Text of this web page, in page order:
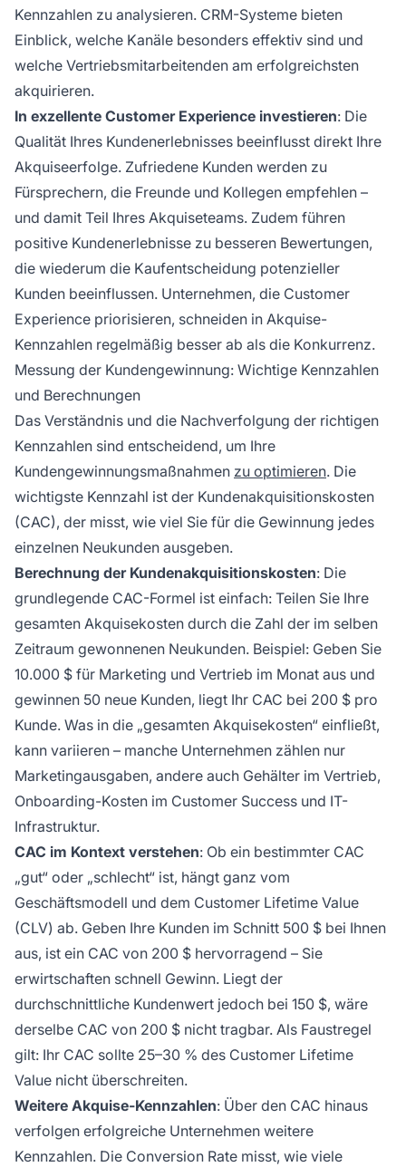
Kennzahlen zu analysieren. CRM-Systeme bieten
Einblick, welche Kanäle besonders effektiv sind und
welche Vertriebsmitarbeitenden am erfolgreichsten
akquirieren.
In exzellente Customer Experience investieren: Die
Qualität Ihres Kundenerlebnisses beeinflusst direkt Ihre
Akquiseerfolge. Zufriedene Kunden werden zu
Fürsprechern, die Freunde und Kollegen empfehlen –
und damit Teil Ihres Akquiseteams. Zudem führen
positive Kundenerlebnisse zu besseren Bewertungen,
die wiederum die Kaufentscheidung potenzieller
Kunden beeinflussen. Unternehmen, die Customer
Experience priorisieren, schneiden in Akquise-
Kennzahlen regelmäßig besser ab als die Konkurrenz.
Messung der Kundengewinnung: Wichtige Kennzahlen
und Berechnungen
Das Verständnis und die Nachverfolgung der richtigen
Kennzahlen sind entscheidend, um Ihre
Kundengewinnungsmaßnahmen zu optimieren. Die
wichtigste Kennzahl ist der Kundenakquisitionskosten
(CAC), der misst, wie viel Sie für die Gewinnung jedes
einzelnen Neukunden ausgeben.
Berechnung der Kundenakquisitionskosten: Die
grundlegende CAC-Formel ist einfach: Teilen Sie Ihre
gesamten Akquisekosten durch die Zahl der im selben
Zeitraum gewonnenen Neukunden. Beispiel: Geben Sie
10.000 $ für Marketing und Vertrieb im Monat aus und
gewinnen 50 neue Kunden, liegt Ihr CAC bei 200 $ pro
Kunde. Was in die „gesamten Akquisekosten“ einfließt,
kann variieren – manche Unternehmen zählen nur
Marketingausgaben, andere auch Gehälter im Vertrieb,
Onboarding-Kosten im Customer Success und IT-
Infrastruktur.
CAC im Kontext verstehen: Ob ein bestimmter CAC
„gut“ oder „schlecht“ ist, hängt ganz vom
Geschäftsmodell und dem Customer Lifetime Value
(CLV) ab. Geben Ihre Kunden im Schnitt 500 $ bei Ihnen
aus, ist ein CAC von 200 $ hervorragend – Sie
erwirtschaften schnell Gewinn. Liegt der
durchschnittliche Kundenwert jedoch bei 150 $, wäre
derselbe CAC von 200 $ nicht tragbar. Als Faustregel
gilt: Ihr CAC sollte 25–30 % des Customer Lifetime
Value nicht überschreiten.
Weitere Akquise-Kennzahlen: Über den CAC hinaus
verfolgen erfolgreiche Unternehmen weitere
Kennzahlen. Die Conversion Rate misst, wie viele